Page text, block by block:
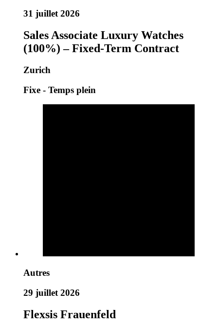
31 juillet 2026
Sales Associate Luxury Watches
(100%) – Fixed-Term Contract
Zurich
Fixe - Temps plein
Autres
29 juillet 2026
Flexsis Frauenfeld